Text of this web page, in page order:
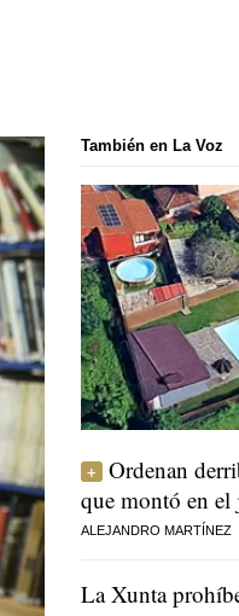
También en La Voz
Ordenan
que montó en el
ALEJANDRO MARTÍNEZ
La Xunta